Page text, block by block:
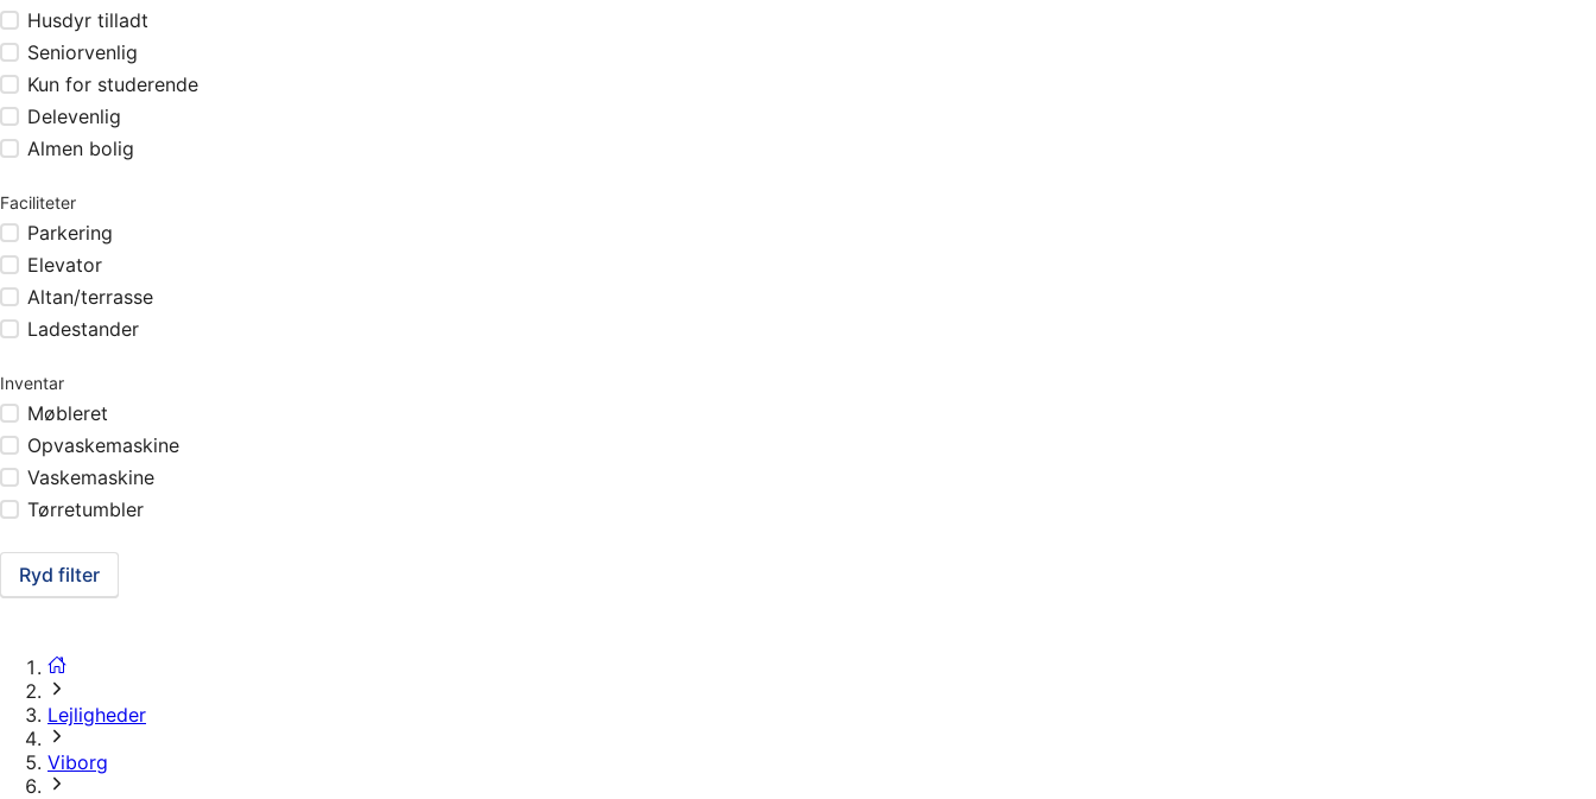
Husdyr tilladt
Seniorvenlig
Kun for studerende
Delevenlig
Almen bolig
Faciliteter
Parkering
Elevator
Altan/terrasse
Ladestander
Inventar
Møbleret
Opvaskemaskine
Vaskemaskine
Tørretumbler
Ryd filter
Lejligheder
Viborg